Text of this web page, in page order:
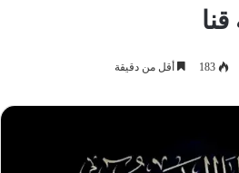
183 أقل من دقيقة